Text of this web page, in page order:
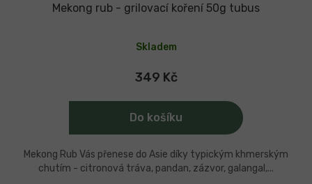
Mekong rub - grilovací koření 50g tubus
hodnocení
produktu
4,0
Skladem
349 Kč
Do košíku
Mekong Rub Vás přenese do Asie díky typickým khmerským
chutím - citronová tráva, pandan, zázvor, galangal,...